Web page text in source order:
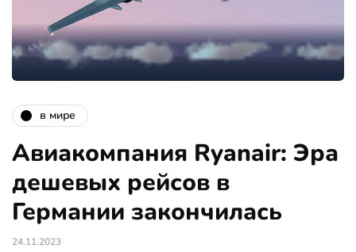
в мире
Авиакомпания Ryanair: Эра
дешевых рейсов в
Германии закончилась
24.11.2023